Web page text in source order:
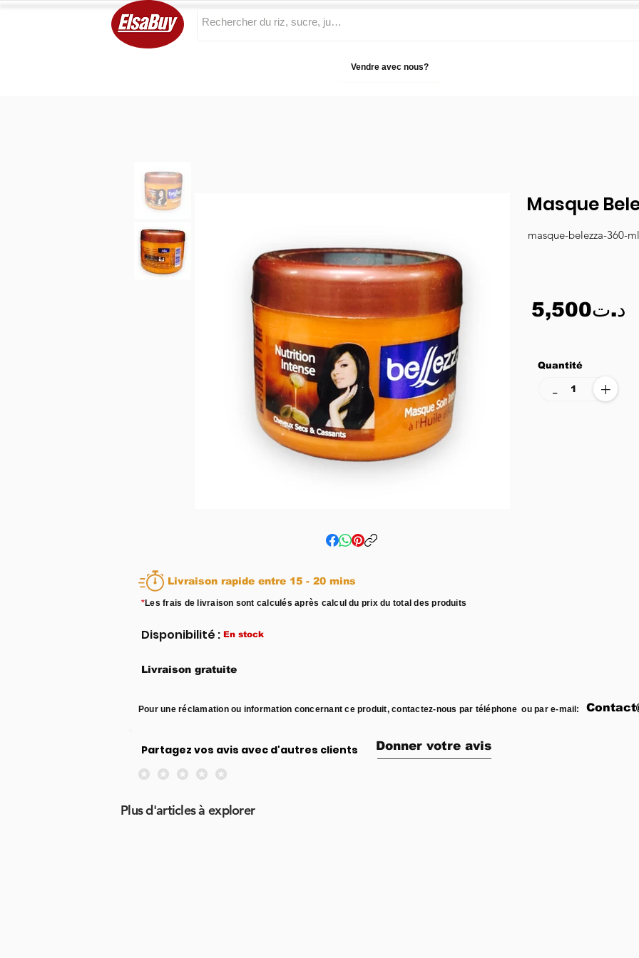
Vendre avec nous?
Masque
masque-belezza-360-ml
5,500د.ت
Quantité
+
-
Livraison rapide entre 15 - 20 mins
*Les frais de livraison sont calculés après calcul du prix du total des produits
Disponibilité : En stock
Livraison gratuite
Pour une réclamation ou information concernant ce produit, contactez-nous par téléphone ou par e-mail:
Partagez vos avis avec d'autres clients Donner votre avis
Aucune note pour le moment
Plus d'articles à explorer